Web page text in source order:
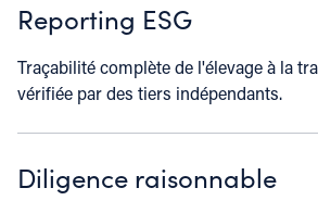
Reporting ESG
Traçabilité complète de l'élevage à la
vérifiée par des tiers indépendants.
Diligence raisonnable